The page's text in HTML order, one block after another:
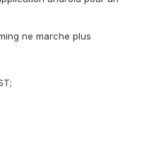
ne marche plus